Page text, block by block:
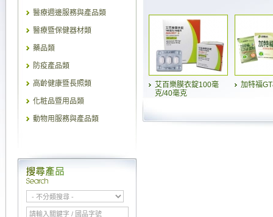
醫療週邊服務與產品類
醫療暨保健器材類
藥品類
防疫產品類
高齡健康暨長照類
化粧品暨用品類
動物用服務與產品類
艾百樂膜衣錠100毫
克/40毫克
加特福